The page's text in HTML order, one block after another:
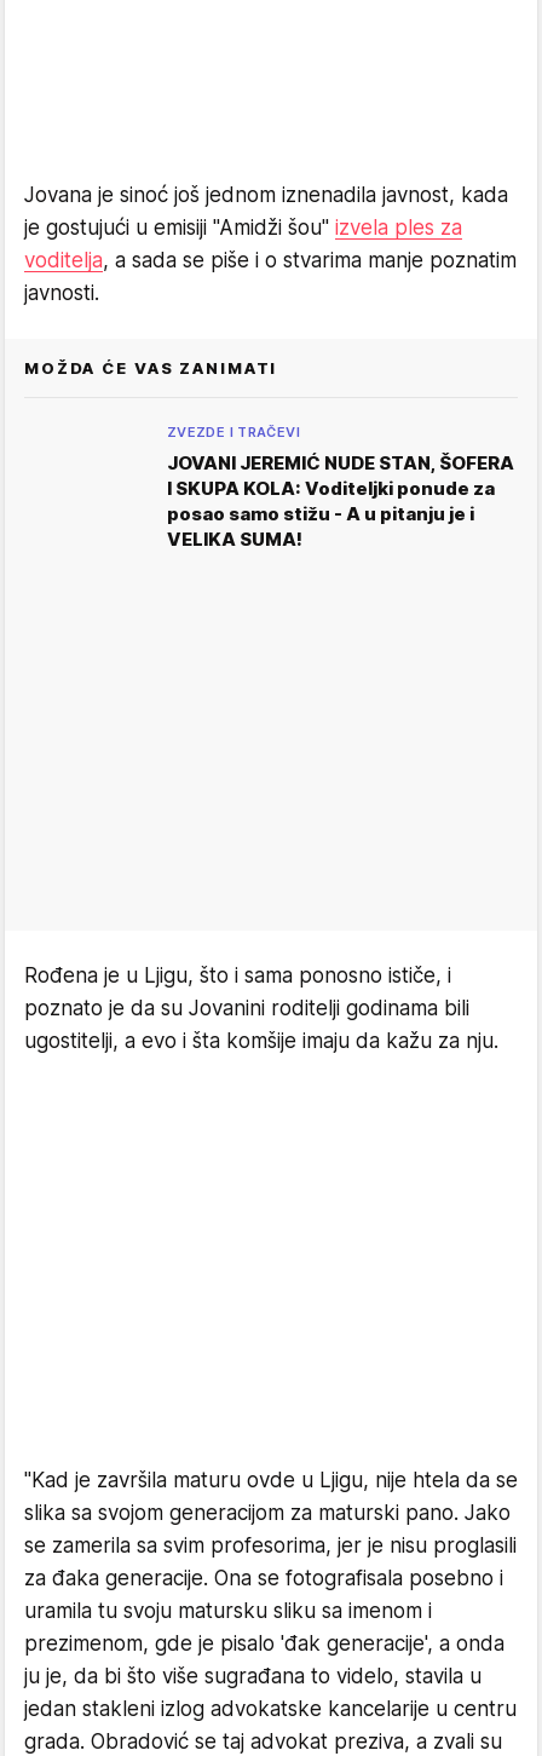
Jovana je sinoć još jednom iznenadila javnost, kada
je gostujući u emisiji "Amidži šou" izvela ples za
voditelja, a sada se piše i o stvarima manje poznatim
javnosti.
MOŽDA ĆE VAS ZANIMATI
ZVEZDE I TRAČEVI
JOVANI JEREMIĆ NUDE STAN, ŠOFERA
I SKUPA KOLA: Voditeljki ponude za
posao samo stižu - A u pitanju je i
VELIKA SUMA!
Rođena je u Ljigu, što i sama ponosno ističe, i
poznato je da su Jovanini roditelji godinama bili
ugostitelji, a evo i šta komšije imaju da kažu za nju.
"Kad je završila maturu ovde u Ljigu, nije htela da se
slika sa svojom generacijom za maturski pano. Jako
se zamerila sa svim profesorima, jer je nisu proglasili
za đaka generacije. Ona se fotografisala posebno i
uramila tu svoju matursku sliku sa imenom i
prezimenom, gde je pisalo 'đak generacije', a onda
ju je, da bi što više sugrađana to videlo, stavila u
jedan stakleni izlog advokatske kancelarije u centru
grada. Obradović se taj advokat preziva, a zvali su